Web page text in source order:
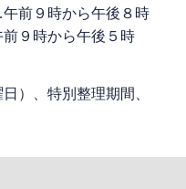
前９時から午後８時
９時から午後５時
）、特別整理期間、